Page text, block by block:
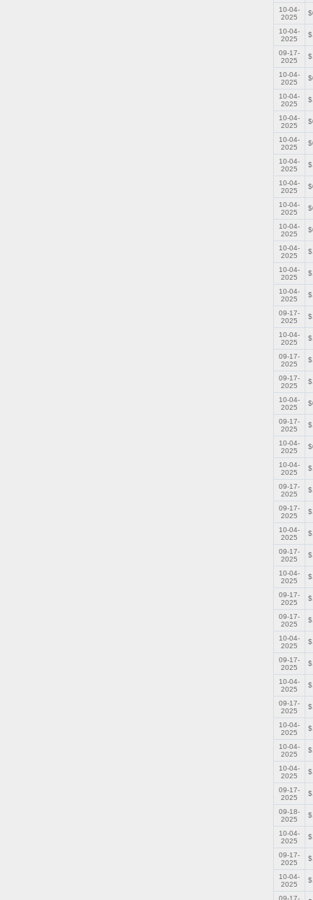
10-04-
2025
10-04-
2025
09-17-
2025
10-04-
2025
10-04-
2025
10-04-
2025
10-04-
2025
10-04-
2025
10-04-
2025
10-04-
2025
10-04-
2025
10-04-
2025
10-04-
2025
10-04-
2025
09-17-
2025
10-04-
2025
09-17-
2025
09-17-
2025
10-04-
2025
09-17-
2025
10-04-
2025
10-04-
2025
09-17-
2025
09-17-
2025
10-04-
2025
09-17-
2025
10-04-
2025
09-17-
2025
09-17-
2025
10-04-
2025
09-17-
2025
10-04-
2025
09-17-
2025
10-04-
2025
10-04-
2025
10-04-
2025
09-17-
2025
09-18-
2025
10-04-
2025
09-17-
2025
10-04-
2025
09-17-